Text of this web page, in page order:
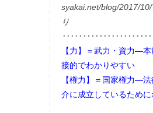
syakai.net/blog/2017/
り
･････････････････････
【力】＝武力・資力―
接的でわかりやすい
【権力】＝国家権力―
介に成立しているため